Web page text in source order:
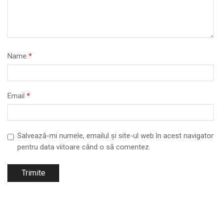
Name *
Email *
Salvează-mi numele, emailul și site-ul web în acest navigator
pentru data viitoare când o să comentez.